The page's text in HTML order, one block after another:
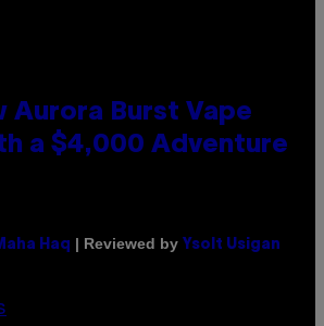
Aurora Burst Vape
a $4,000 Adventure
Haq | Reviewed by Ysolt Usigan